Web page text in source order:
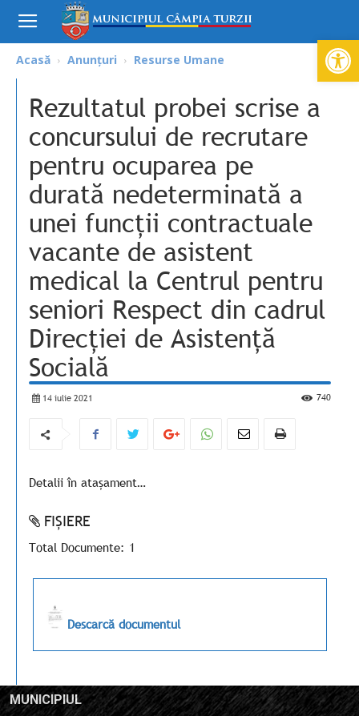
Deschide
Acasă Anunțuri Resurse Umane
Rezultatul probei scrise a
concursului de recrutare
pentru ocuparea pe
durată nedeterminată a
unei funcții contractuale
vacante de asistent
medical la Centrul pentru
seniori Respect din cadrul
Direcției de Asistenţă
Socială
14 iulie 2021 740
Detalii în atașament…
FIȘIERE
Total Documente: 1
Descarcă documentul
MUNICIPIUL